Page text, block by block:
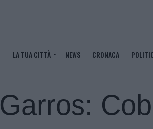
LA TUA CITTÀ NEWS CRONACA